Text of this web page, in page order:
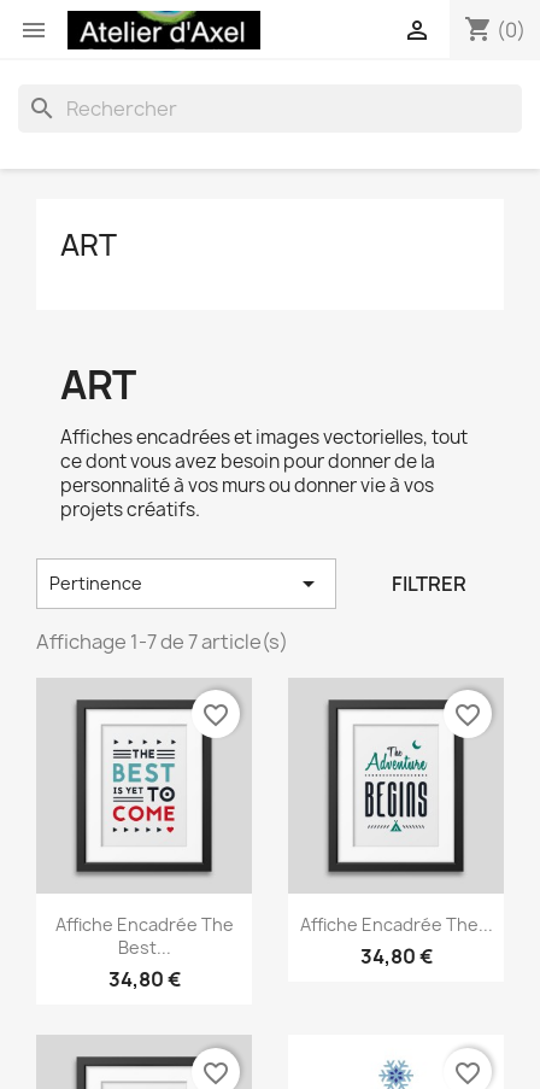
 shopping_cart (0)

search
ART
ART
Affiches encadrées et images vectorielles, tout
ce dont vous avez besoin pour donner de la
personnalité à vos murs ou donner vie à vos
projets créatifs.
Pertinence  FILTRER
Affichage 1-7 de 7 article(s)
Aperçu rapide
Affiche Encadrée The
Best...
34,80 €
favorite_border
Aperçu rapide
Affiche Encadrée The...
34,80 €
favorite_border
favorite_border favorite_border